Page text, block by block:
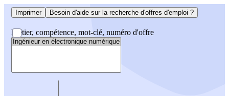
Imprimer Besoin d'aide sur la recherche d'offres d'emploi ?
Métier, compétence, mot-clé, numéro d'offre